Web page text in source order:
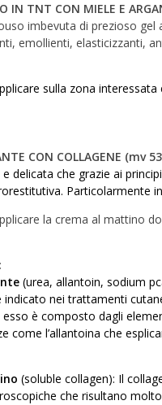
IN TNT CON MIELE E
imbevuta di prezioso gel
emollienti, elasticizzanti,
sulla zona
CON COLLAGENE (mv
delicata che grazie ai
Particolarmente
la crema al mattino
(urea, allantoin, sodium
nei trattamenti
esso è composto dagli
come l’allantoina che
(soluble collagen): Il
che risultano